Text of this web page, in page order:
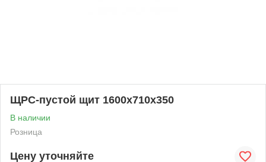
ЩРС-пустой щит 1600x710x350
В наличии
Розница
Цену уточняйте